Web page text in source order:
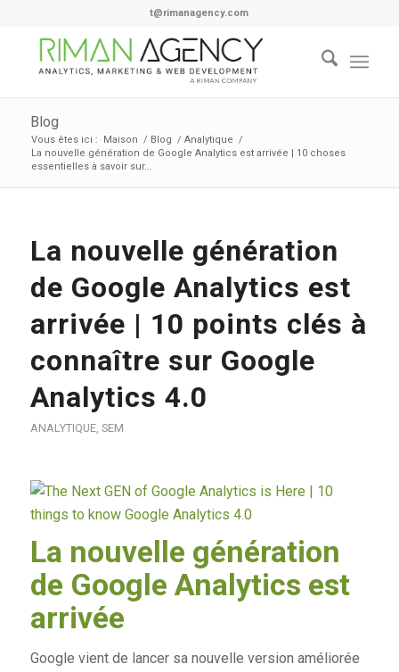
t@rimanagency.com
Blog
Vous êtes ici : Maison / Blog / Analytique /
La nouvelle génération de Google Analytics est arrivée | 10 choses
essentielles à savoir sur...
La nouvelle génération
de Google Analytics est
arrivée | 10 points clés à
connaître sur Google
Analytics 4.0
ANALYTIQUE, SEM
La nouvelle génération
de Google Analytics est
arrivée
Google vient de lancer sa nouvelle version améliorée